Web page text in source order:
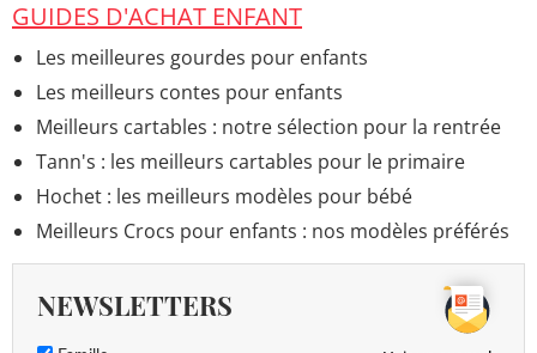
GUIDES D'ACHAT ENFANT
Les meilleures gourdes pour enfants
Les meilleurs contes pour enfants
Meilleurs cartables : notre sélection pour la rentrée
Tann's : les meilleurs cartables pour le primaire
Hochet : les meilleurs modèles pour bébé
Meilleurs Crocs pour enfants : nos modèles préférés
NEWSLETTERS